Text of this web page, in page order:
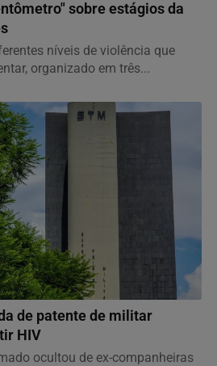
sobre estágios da
níveis de violência que
organizado em três...
de patente de militar
HIV
ocultou de ex-companheiras